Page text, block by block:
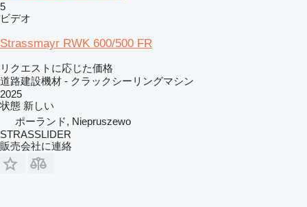
5
ビデオ
Strassmayr RWK 600/500 FR
リクエストに応じた価格
道路建設機材 - クラックシーリングマシン
2025
状態 新しい
ポーランド, Niepruszewo
STRASSLIDER
販売会社に連絡